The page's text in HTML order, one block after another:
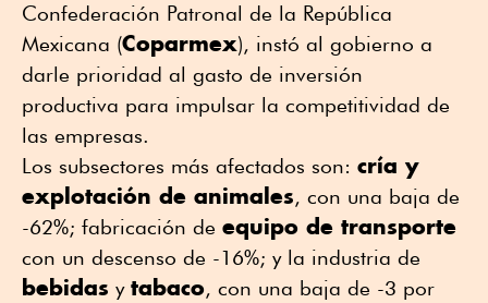
Confederación Patronal de la República
Mexicana (Coparmex), instó al gobierno a
darle prioridad al gasto de inversión
productiva para impulsar la competitividad de
las empresas.
Los subsectores más afectados son: cría y
explotación de animales, con una baja de
-62%; fabricación de equipo de transporte
con un descenso de -16%; y la industria de
bebidas y tabaco, con una baja de -3 por